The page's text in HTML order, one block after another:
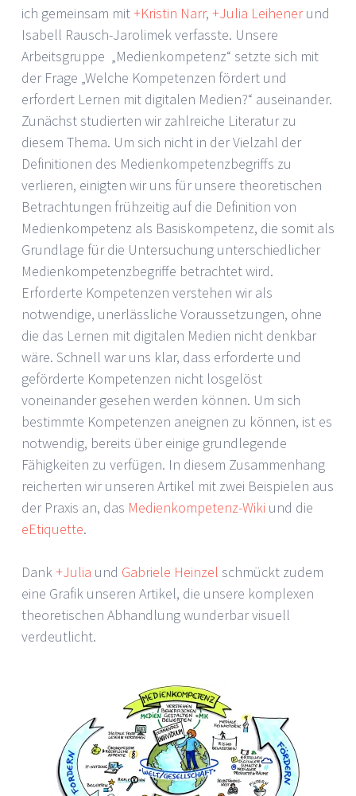
ich gemeinsam mit+Kristin Narr, +Julia Leihenerund
Isabell Rausch-Jarolimek verfasste. Unsere
Arbeitsgruppe „Medienkompetenz“ setzte sich mit
der Frage „Welche Kompetenzen fördert und
erfordert Lernen mit digitalen Medien?“ auseinander.
Zunächst studierten wir zahlreiche Literatur zu
diesem Thema. Um sich nicht in der Vielzahl der
Definitionen des Medienkompetenzbegriffs zu
verlieren, einigten wir uns für unsere theoretischen
Betrachtungen frühzeitig auf die Definition von
Medienkompetenz als Basiskompetenz, die somit als
Grundlage für die Untersuchung unterschiedlicher
Medienkompetenzbegriffe betrachtet wird.
Erforderte Kompetenzen verstehen wir als
notwendige, unerlässliche Voraussetzungen, ohne
die das Lernen mit digitalen Medien nicht denkbar
wäre. Schnell war uns klar, dass erforderte und
geförderte Kompetenzen nicht losgelöst
voneinander gesehen werden können. Um sich
bestimmte Kompetenzen aneignen zu können, ist es
notwendig, bereits über einige grundlegende
Fähigkeiten zu verfügen. In diesem Zusammenhang
reicherten wir unseren Artikel mit zwei Beispielen aus
der Praxis an, das Medienkompetenz-Wiki und die
eEtiquette.
Dank+Julia und Gabriele Heinzel schmückt zudem
eine Grafik unseren Artikel, die unsere komplexen
theoretischen Abhandlung wunderbar visuell
verdeutlicht.